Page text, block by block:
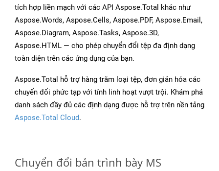
tích hợp liền mạch với các API Aspose.Total khác như
Aspose.Words, Aspose.Cells, Aspose.PDF, Aspose.Email,
Aspose.Diagram, Aspose.Tasks, Aspose.3D,
Aspose.HTML — cho phép chuyển đổi tệp đa định dạng
toàn diện trên các ứng dụng của bạn.
Aspose.Total hỗ trợ hàng trăm loại tệp, đơn giản hóa các
chuyển đổi phức tạp với tính linh hoạt vượt trội. Khám phá
danh sách đầy đủ các định dạng được hỗ trợ trên nền tảng
Aspose.Total Cloud.
Chuyển đổi bản trình bày MS